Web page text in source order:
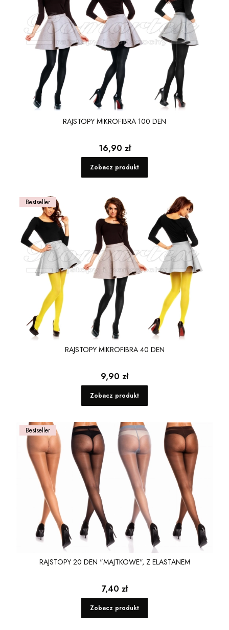
RAJSTOPY MIKROFIBRA 100 DEN
Cena
16,90 zł
Zobacz produkt
Bestseller
RAJSTOPY MIKROFIBRA 40 DEN
Cena
9,90 zł
Zobacz produkt
Bestseller
RAJSTOPY 20 DEN "MAJTKOWE", Z ELASTANEM
Cena
7,40 zł
Zobacz produkt